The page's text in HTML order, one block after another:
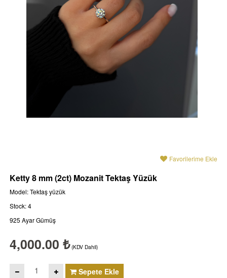
Favorilerime Ekle
Ketty 8 mm (2ct) Mozanit Tektaş Yüzük
Model: Tektaş yüzük
Stock: 4
925 Ayar Gümüş
4,000.00 ₺ (KDV Dahil)
Sepete Ekle